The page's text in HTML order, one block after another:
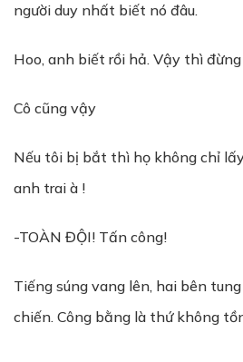
người duy nhất biết nó đâu.
Hoo, anh biết rồi hả. Vậy thì
Cô cũng vậy
Nếu tôi bị bắt thì họ không chỉ
anh trai à !
-TOÀN ĐỘI! Tấn công!
Tiếng súng vang lên, hai bên
chiến. Công bằng là thứ không